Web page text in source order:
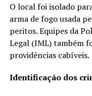
O local foi isolado
arma de fogo usada
peritos. Equipes da
Legal (IML) também
providências cabíveis.
Identificação dos